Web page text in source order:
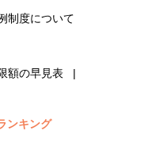
制度について
額の早見表
ンキング